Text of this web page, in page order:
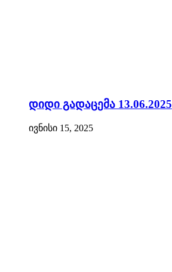
დიდი გადაცემა 13.06.2025
ივნისი 15, 2025